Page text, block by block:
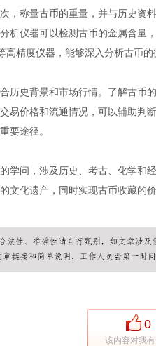
，称量古币的重量，并与历史资
析仪器可以检测古币的金属含量
高精度仪器，能够深入分析古币
历史背景和市场行情。了解古币
易价格和流通情况，可以辅助判
要途径。
学问，涉及历史、考古、化学和
文化遗产，同时实现古币收藏的
0
该内容对我